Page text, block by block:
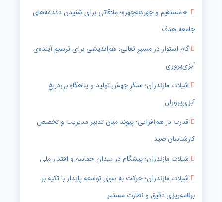
🔹️مستقیم و چهره‌به‌چهره؛ ملاقاتی برای شنیدن دغدغه‌های
جامعه هدف
گامِ استوار در مسیرِ تعالی؛ هم‌اندیشی برای ترسیمِ آینده‌ی
آبزی‌پروری
شیلات مازندران؛ سنگرِ جهش تولید و پناهگاهِ بی‌دریغِ
آبزی‌پروران
قدرت در هم‌افزایی؛ پیوند میان تدبیر مدیریت و تخصص
کارشناسان صید
شیلات مازندران؛ پیشگام در میدانِ حماسه و اقتدار ملی
شیلات مازندران؛ حرکت به سوی توسعه پایدار با تکیه بر
برنامه‌ریزی دقیق و نظارت مستمر